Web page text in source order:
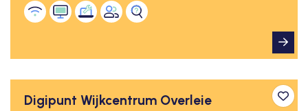
Digipunt Wijkcentrum Overleie